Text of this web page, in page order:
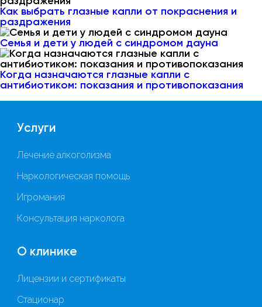
Как выбрать глазные капли от покраснения и
раздражения
Семья и дети у людей с синдромом дауна
Когда назначаются глазные капли с
антибиотиком: показания и противопоказания
Услуги
Лечение алкоголизма
Наркологическая помощь
Игромания
Консультация нарколога
О клинике
Лицензии и сертификаты
Стационар